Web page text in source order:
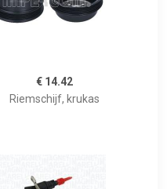
€ 14.42
Riemschijf, krukas